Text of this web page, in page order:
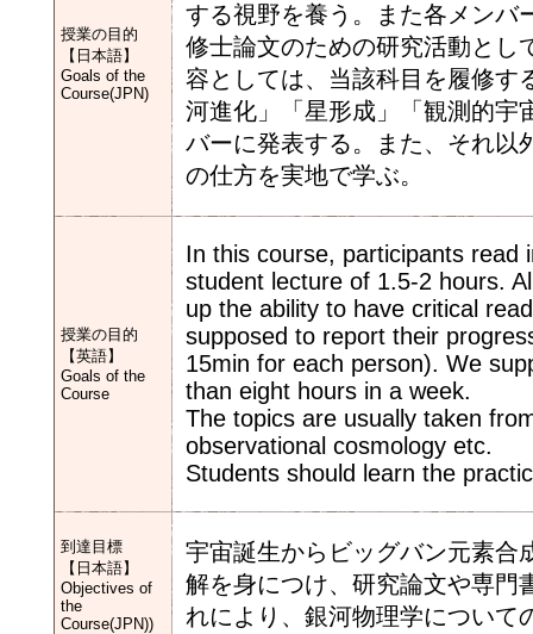
授業の目的
【日本語】
Goals of the
Course(JPN)
する視野を養う。また各メンバ
修士論文のための研究活動とし
容としては、当該科目を履修す
河進化」「星形成」「観測的宇
バーに発表する。また、それ以
の仕方を実地で学ぶ。
授業の目的
【英語】
Goals of the
Course
In this course, participants read
student lecture of 1.5-2 hours.
up the ability to have critical
supposed to report their
15min for each person). We
than eight hours in a week.
The topics are usually taken
observational cosmology etc.
Students should learn the
到達目標
【日本語】
Objectives of
the
Course(JPN))
宇宙誕生からビッグバン元素合
解を身につけ、研究論文や専門
れにより、銀河物理学について